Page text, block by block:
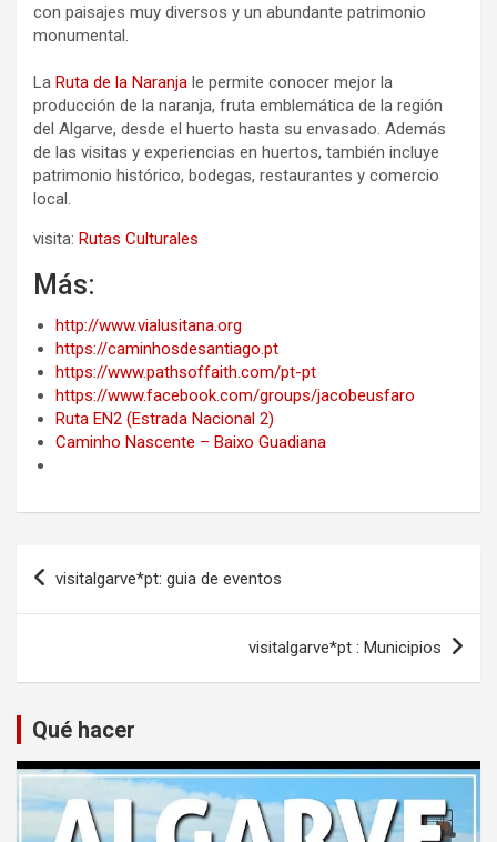
con paisajes muy diversos y un abundante patrimonio
monumental.
La Ruta de la Naranja le permite conocer mejor la
producción de la naranja, fruta emblemática de la región
del Algarve, desde el huerto hasta su envasado. Además
de las visitas y experiencias en huertos, también incluye
patrimonio histórico, bodegas, restaurantes y comercio
local.
visita: Rutas Culturales
Más:
http://www.vialusitana.org
https://caminhosdesantiago.pt
https://www.pathsoffaith.com/pt-pt
https://www.facebook.com/groups/jacobeusfaro
Ruta EN2 (Estrada Nacional 2)
Caminho Nascente – Baixo Guadiana
Navegación
visitalgarve*pt: guia de eventos
visitalgarve*pt : Municipios
Qué hacer